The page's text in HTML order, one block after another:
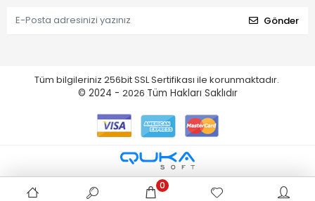
Gönder
Tüm bilgileriniz 256bit SSL Sertifikası ile korunmaktadır.
© 2024 - 2026 Tüm Hakları Saklıdır
0